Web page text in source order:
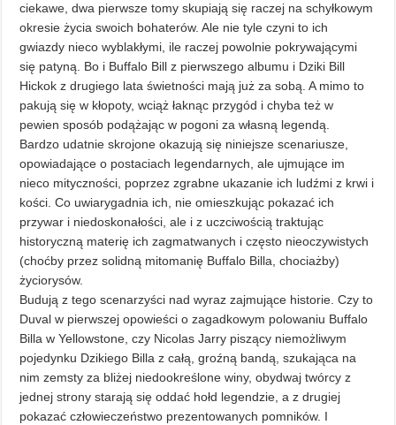
ciekawe, dwa pierwsze tomy skupiają się raczej na schyłkowym
okresie życia swoich bohaterów. Ale nie tyle czyni to ich
gwiazdy nieco wyblakłymi, ile raczej powolnie pokrywającymi
się patyną. Bo i Buffalo Bill z pierwszego albumu i Dziki Bill
Hickok z drugiego lata świetności mają już za sobą. A mimo to
pakują się w kłopoty, wciąż łaknąc przygód i chyba też w
pewien sposób podążając w pogoni za własną legendą.
Bardzo udatnie skrojone okazują się niniejsze scenariusze,
opowiadające o postaciach legendarnych, ale ujmujące im
nieco mityczności, poprzez zgrabne ukazanie ich ludźmi z krwi i
kości. Co uwiarygadnia ich, nie omieszkując pokazać ich
przywar i niedoskonałości, ale i z uczciwością traktując
historyczną materię ich zagmatwanych i często nieoczywistych
(choćby przez solidną mitomanię Buffalo Billa, chociażby)
życiorysów.
Budują z tego scenarzyści nad wyraz zajmujące historie. Czy to
Duval w pierwszej opowieści o zagadkowym polowaniu Buffalo
Billa w Yellowstone, czy Nicolas Jarry piszący niemożliwym
pojedynku Dzikiego Billa z całą, groźną bandą, szukająca na
nim zemsty za bliżej niedookreślone winy, obydwaj twórcy z
jednej strony starają się oddać hołd legendzie, a z drugiej
pokazać człowieczeństwo prezentowanych pomników. I